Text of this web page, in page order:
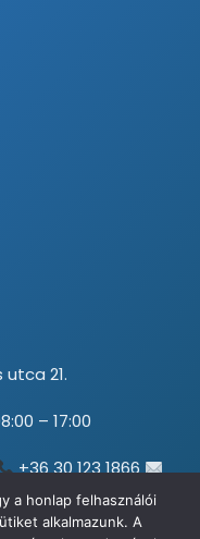
21.
– 17:00
+36 30 123 1866
a honlap felhasználói
alkalmazunk. A